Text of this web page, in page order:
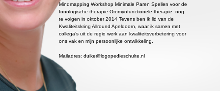
Mindmapping Workshop Minimale Paren Spellen voor de
fonologische therapie Oromyofunctionele therapie: nog
te volgen in oktober 2014 Tevens ben ik lid van de
Kwaliteitskring Allround Apeldoorn, waar ik samen met
collega’s uit de regio werk aan kwaliteitsverbetering voor
ons vak en mijn persoonlijke ontwikkeling.
Mailadres: duike@logopedieschulte.nl